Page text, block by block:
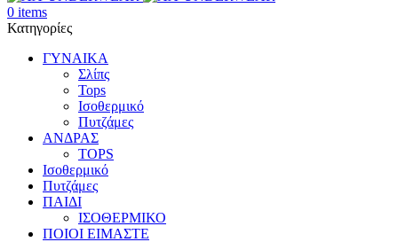
0 items
Κατηγορίες
ΓΥΝΑΙΚΑ
Σλίπς
Tops
Ισοθερμικό
Πυτζάμες
ΑΝΔΡΑΣ
TOPS
Ισοθερμικό
Πυτζάμες
ΠΑΙΔΙ
ΙΣΟΘΕΡΜΙΚΟ
ΠΟΙΟΙ ΕΙΜΑΣΤΕ